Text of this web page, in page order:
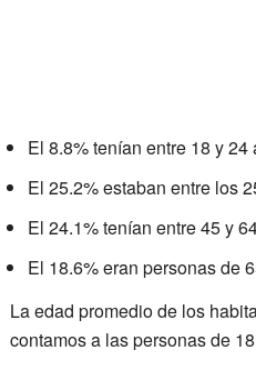
El 8.8% tenían entre 18 y 24
El 25.2% estaban entre los
El 24.1% tenían entre 45 y
El 18.6% eran personas de
La edad promedio de los
contamos a las personas de